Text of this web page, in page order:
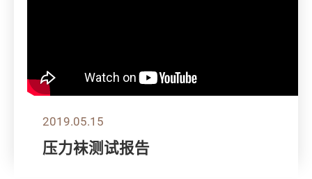
2019.05.15
压力袜测试报告